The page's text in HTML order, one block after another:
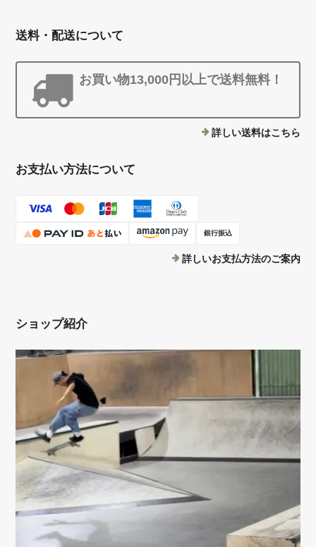
送料・配送について
お買い物13,000円以上で送料無料！
詳しい送料はこちら
お支払い方法について
銀行振込
詳しいお支払方法のご案内
ショップ紹介